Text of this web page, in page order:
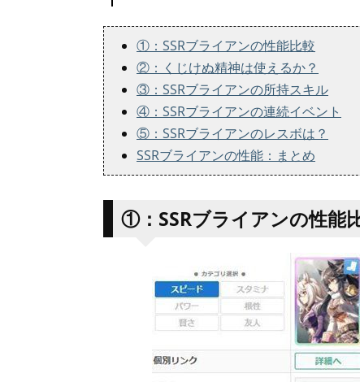
①：SSRブライアンの性能比較
②：くじけぬ精神は使えるか？
③：SSRブライアンの所持スキル
④：SSRブライアンの連続イベント
⑤：SSRブライアンのレスボは？
SSRブライアンの性能：まとめ
①：SSRブライアンの性能